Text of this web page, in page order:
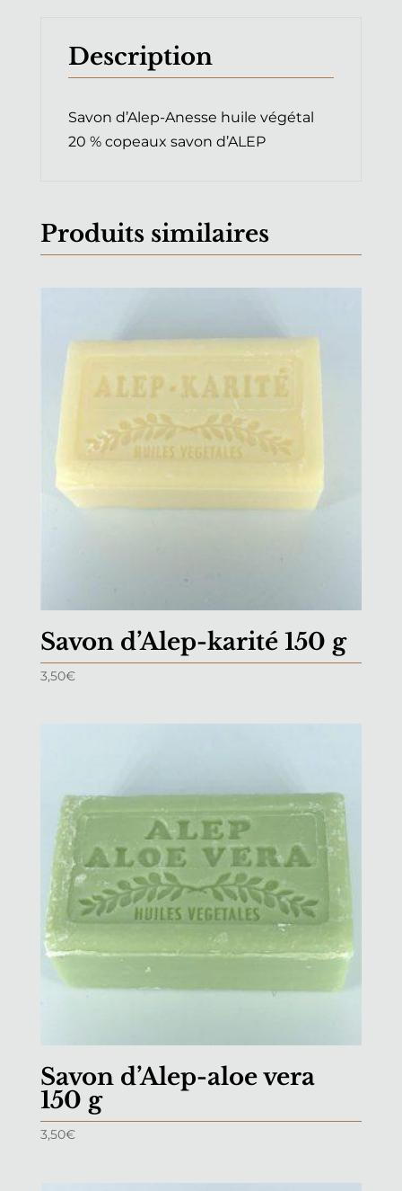
b
o
o
k
r
st
p
p
Description
Savon d’Alep-Anesse huile végétal
20 % copeaux savon d’ALEP
Produits similaires
Savon d’Alep-karité 150 g
3,50€
Savon d’Alep-aloe vera
150 g
3,50€